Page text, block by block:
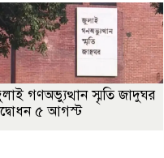
গণঅভ্যুত্থান স্মৃতি জাদুঘর
৫ আগস্ট